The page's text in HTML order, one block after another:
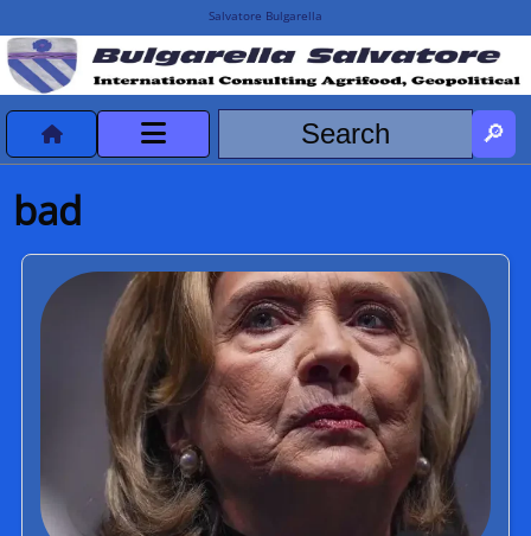
Salvatore Bulgarella
CVvCredits
HOME
DeclassificatiNC
Turismo Progetti
Projects Missions
bad